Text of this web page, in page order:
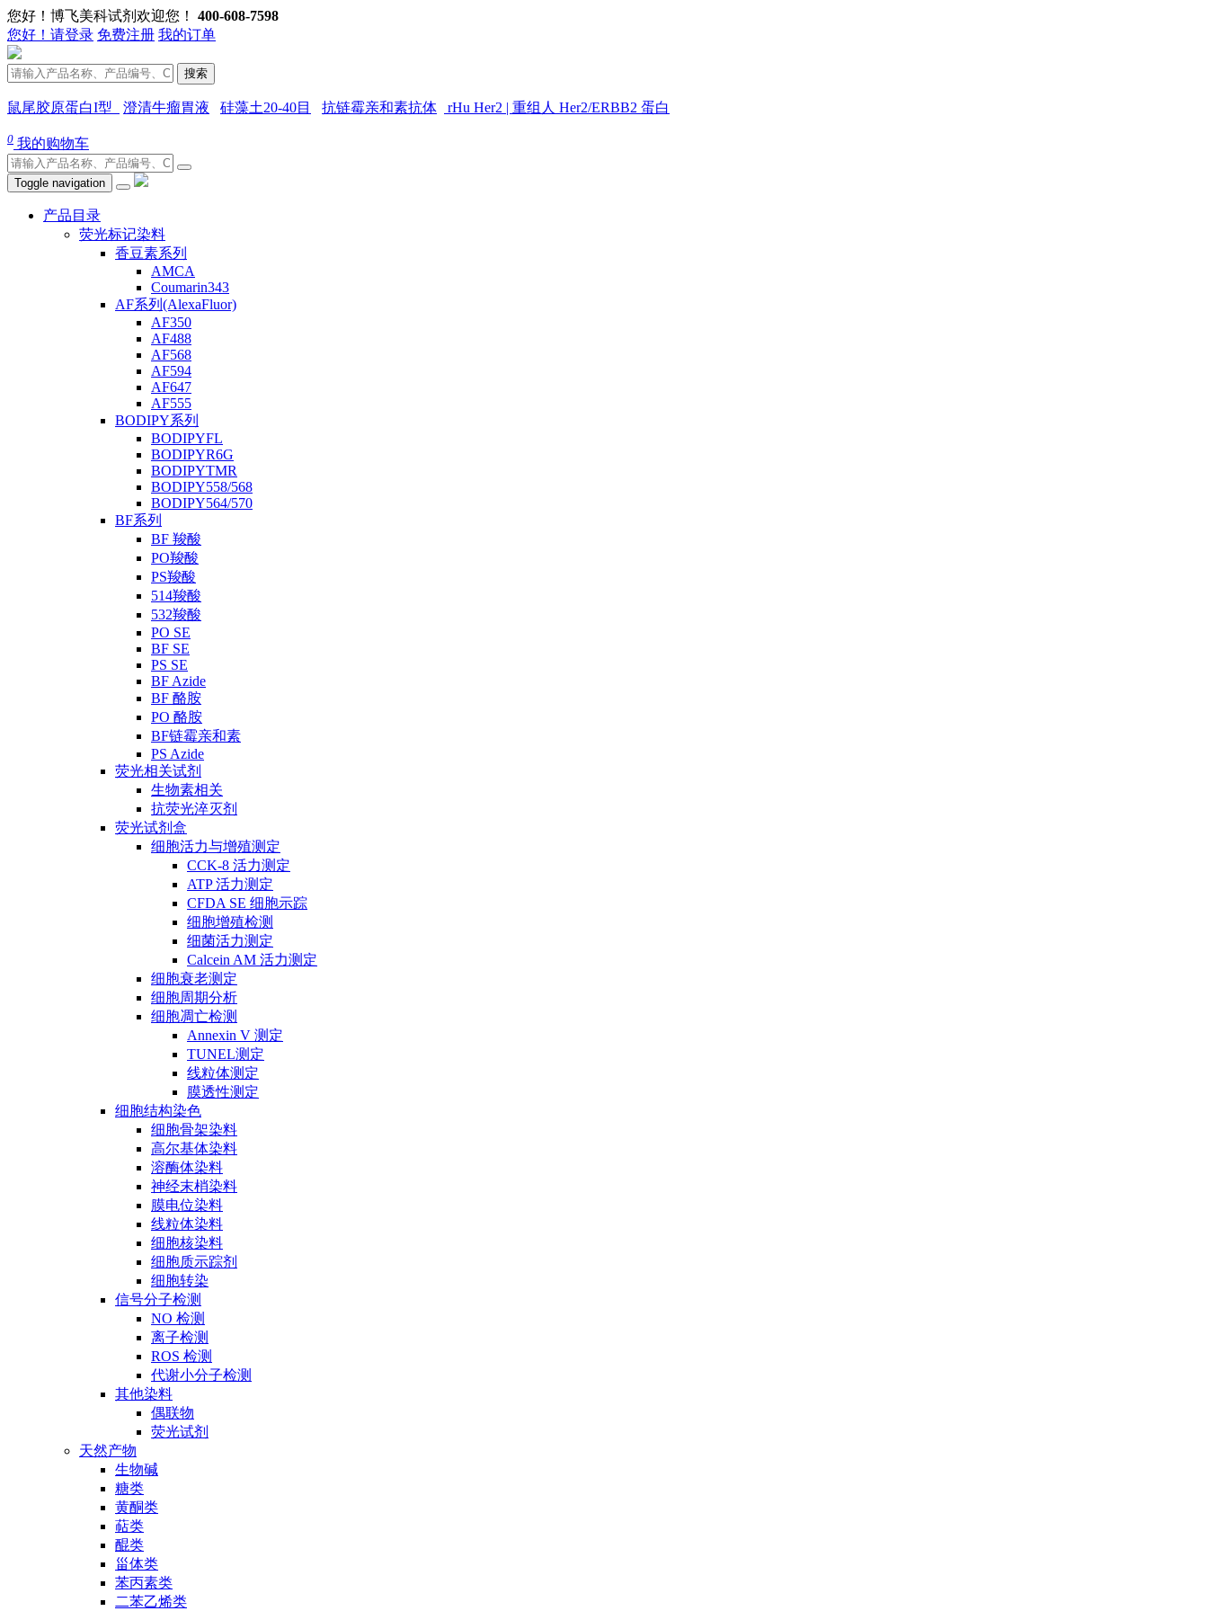
您好！博飞美科试剂欢迎您！ 400-608-7598
您好！请登录 免费注册 我的订单
搜索
鼠尾胶原蛋白I型 澄清牛瘤胃液 硅藻土20-40目 抗链霉亲和素抗体 rHu Her2 | 重组人 Her2/ERBB2 蛋白
0 我的购物车
Toggle navigation
产品目录
荧光标记染料
香豆素系列
AMCA
Coumarin343
AF系列(AlexaFluor)
AF350
AF488
AF568
AF594
AF647
AF555
BODIPY系列
BODIPYFL
BODIPYR6G
BODIPYTMR
BODIPY558/568
BODIPY564/570
BF系列
BF 羧酸
PO羧酸
PS羧酸
514羧酸
532羧酸
PO SE
BF SE
PS SE
BF Azide
BF 酪胺
PO 酪胺
BF链霉亲和素
PS Azide
荧光相关试剂
生物素相关
抗荧光淬灭剂
荧光试剂盒
细胞活力与增殖测定
CCK-8 活力测定
ATP 活力测定
CFDA SE 细胞示踪
细胞增殖检测
细菌活力测定
Calcein AM 活力测定
细胞衰老测定
细胞周期分析
细胞凋亡检测
Annexin V 测定
TUNEL测定
线粒体测定
膜透性测定
细胞结构染色
细胞骨架染料
高尔基体染料
溶酶体染料
神经末梢染料
膜电位染料
线粒体染料
细胞核染料
细胞质示踪剂
细胞转染
信号分子检测
NO 检测
离子检测
ROS 检测
代谢小分子检测
其他染料
偶联物
荧光试剂
天然产物
生物碱
糖类
黄酮类
萜类
醌类
甾体类
苯丙素类
二苯乙烯类